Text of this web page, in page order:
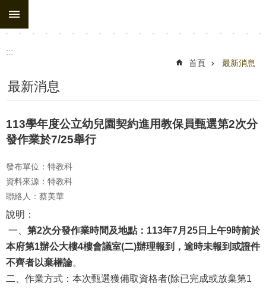
跳到主要內容區塊
:::
首頁 最新消息
最新消息
113學年度公立幼兒園契約進用教保員甄選第2次分
發作業於7/25舉行
發布單位：特教科
資料來源：特教科
聯絡人：蔡美華
說明：
一、 第2次分發作業時間及地點： 113年7月 25 日上午9時前於
本府第1辦公大樓4樓會議室(二)辦理報到， 逾時未報到或證件
不齊者以棄權論。
二、作業方式：本次甄選獲備取資格者(除已完成或放棄第1